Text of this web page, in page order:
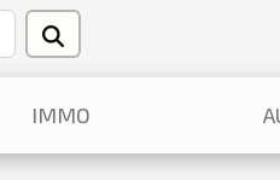
IMMO